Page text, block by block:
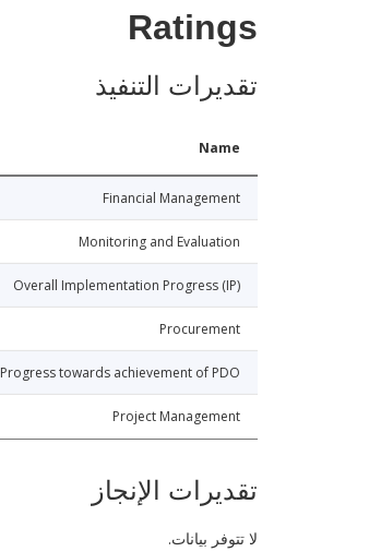
Ratings
تقديرات التنفيذ
Name
Financial Management
Monitoring and Evaluation
Overall Implementation Progress (IP)
Procurement
Progress towards achievement of PDO
Project Management
تقديرات الإنجاز
لا تتوفر بيانات.